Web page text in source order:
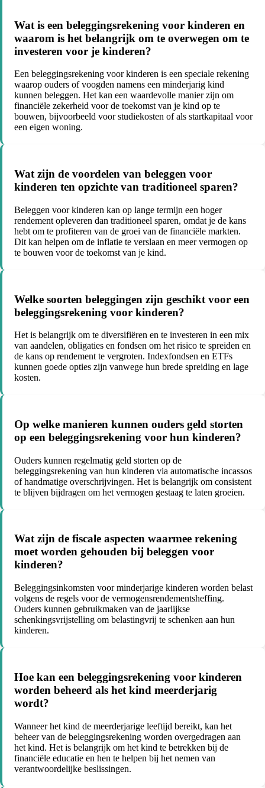
Wat is een beleggingsrekening voor kinderen en
waarom is het belangrijk om te overwegen om te
investeren voor je kinderen?
Een beleggingsrekening voor kinderen is een speciale rekening
waarop ouders of voogden namens een minderjarig kind
kunnen beleggen. Het kan een waardevolle manier zijn om
financiële zekerheid voor de toekomst van je kind op te
bouwen, bijvoorbeeld voor studiekosten of als startkapitaal voor
een eigen woning.
Wat zijn de voordelen van beleggen voor
kinderen ten opzichte van traditioneel sparen?
Beleggen voor kinderen kan op lange termijn een hoger
rendement opleveren dan traditioneel sparen, omdat je de kans
hebt om te profiteren van de groei van de financiële markten.
Dit kan helpen om de inflatie te verslaan en meer vermogen op
te bouwen voor de toekomst van je kind.
Welke soorten beleggingen zijn geschikt voor een
beleggingsrekening voor kinderen?
Het is belangrijk om te diversifiëren en te investeren in een mix
van aandelen, obligaties en fondsen om het risico te spreiden en
de kans op rendement te vergroten. Indexfondsen en ETFs
kunnen goede opties zijn vanwege hun brede spreiding en lage
kosten.
Op welke manieren kunnen ouders geld storten
op een beleggingsrekening voor hun kinderen?
Ouders kunnen regelmatig geld storten op de
beleggingsrekening van hun kinderen via automatische incassos
of handmatige overschrijvingen. Het is belangrijk om consistent
te blijven bijdragen om het vermogen gestaag te laten groeien.
Wat zijn de fiscale aspecten waarmee rekening
moet worden gehouden bij beleggen voor
kinderen?
Beleggingsinkomsten voor minderjarige kinderen worden belast
volgens de regels voor de vermogensrendementsheffing.
Ouders kunnen gebruikmaken van de jaarlijkse
schenkingsvrijstelling om belastingvrij te schenken aan hun
kinderen.
Hoe kan een beleggingsrekening voor kinderen
worden beheerd als het kind meerderjarig
wordt?
Wanneer het kind de meerderjarige leeftijd bereikt, kan het
beheer van de beleggingsrekening worden overgedragen aan
het kind. Het is belangrijk om het kind te betrekken bij de
financiële educatie en hen te helpen bij het nemen van
verantwoordelijke beslissingen.